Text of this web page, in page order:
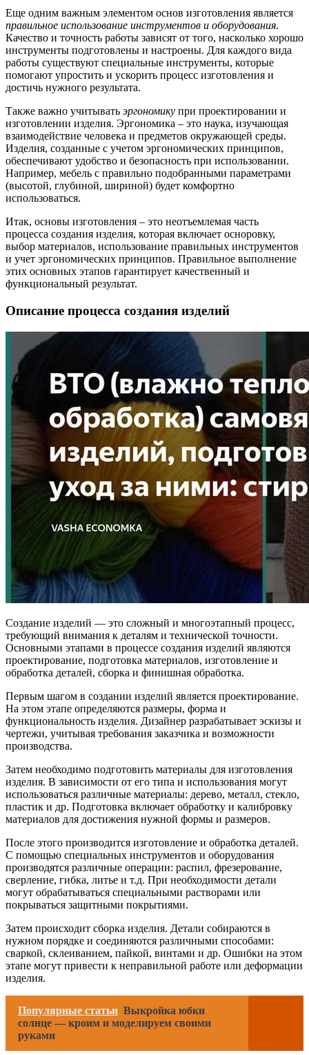
Еще одним важным элементом основ изготовления является
правильное использование инструментов и оборудования.
Качество и точность работы зависят от того, насколько хорошо
инструменты подготовлены и настроены. Для каждого вида
работы существуют специальные инструменты, которые
помогают упростить и ускорить процесс изготовления и
достичь нужного результата.
Также важно учитывать эргономику при проектировании и
изготовлении изделия. Эргономика – это наука, изучающая
взаимодействие человека и предметов окружающей среды.
Изделия, созданные с учетом эргономических принципов,
обеспечивают удобство и безопасность при использовании.
Например, мебель с правильно подобранными параметрами
(высотой, глубиной, шириной) будет комфортно
использоваться.
Итак, основы изготовления – это неотъемлемая часть
процесса создания изделия, которая включает осноровку,
выбор материалов, использование правильных инструментов
и учет эргономических принципов. Правильное выполнение
этих основных этапов гарантирует качественный и
функциональный результат.
Описание процесса создания изделий
Создание изделий — это сложный и многоэтапный процесс,
требующий внимания к деталям и технической точности.
Основными этапами в процессе создания изделий являются
проектирование, подготовка материалов, изготовление и
обработка деталей, сборка и финишная обработка.
Первым шагом в создании изделий является проектирование.
На этом этапе определяются размеры, форма и
функциональность изделия. Дизайнер разрабатывает эскизы и
чертежи, учитывая требования заказчика и возможности
производства.
Затем необходимо подготовить материалы для изготовления
изделия. В зависимости от его типа и использования могут
использоваться различные материалы: дерево, металл, стекло,
пластик и др. Подготовка включает обработку и калибровку
материалов для достижения нужной формы и размеров.
После этого производится изготовление и обработка деталей.
С помощью специальных инструментов и оборудования
производятся различные операции: распил, фрезерование,
сверление, гибка, литье и т.д. При необходимости детали
могут обрабатываться специальными растворами или
покрываться защитными покрытиями.
Затем происходит сборка изделия. Детали собираются в
нужном порядке и соединяются различными способами:
сваркой, склеиванием, пайкой, винтами и др. Ошибки на этом
этапе могут привести к неправильной работе или деформации
изделия.
Популярные статьи Выкройка юбки
солнце — кроим и моделируем своими
руками